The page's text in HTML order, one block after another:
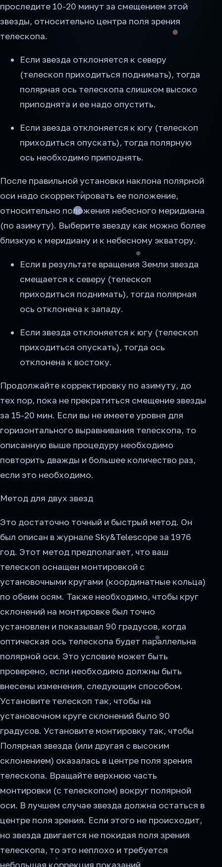
проследите 10-20 минут за смещением этой
звезды, относительно центра поля зрения
телескопа.
Если звезда отклоняется к северу
(телескоп приходиться поднимать), тогда
полярная ось телескопа слишком высоко
приподнята и ее надо опустить.
Если звезда отклоняется к югу (телескоп
приходиться опускать), тогда полярную
ось необходимо приподнять.
После правильной установки наклона полярной
оси надо скорректировать ее положение,
относительно положения небесного меридиана
(по азимуту). Выберите звезду как можно более
близкую к меридиану и к небесному экватору.
Если в результате вращения Земли звезда
смещается к северу (телескоп
приходиться поднимать), тогда полярная
ось отклонена к западу.
Если звезда отклоняется к югу (телескоп
приходиться опускать), тогда ось
отклонена к востоку.
Продолжайте корректировку по азимуту, до
тех пор, пока не прекратиться смещение звезды
за 15-20 мин. Если вы не имеете уровня для
горизонтального выравнивания телескопа, то
описанную выше процедуру необходимо
повторить дважды и большее количество раз,
если это необходимо.
Метод для двух звезд
Это достаточно точный и быстрый метод. Он
был описан в журнале Sky&Telescope за 1976
год. Этот метод предполагает, что ваш
телескоп оснащен монтировкой с
установочными кругами (координатные кольца)
по обеим осям. Также необходимо, чтобы круг
склонений на монтировке был точно
установлен и показывал 90 градусов, когда
оптическая ось телескопа будет параллельна
полярной оси. Это условие может быть
проверено, если необходимо должны быть
внесены изменения, следующим способом.
Установите телескоп так, чтобы на
установочном круге склонений было 90
градусов. Установите монтировку так, чтобы
Полярная звезда (или другая с высоким
склонением) оказалась в центре поля зрения
телескопа. Вращайте верхнюю часть
монтировки (с телескопом) вокруг полярной
оси. В лучшем случае звезда должна остаться в
центре поля зрения. Если этого не происходит,
но звезда двигается не покидая поля зрения
телескопа, то это неплохо и требуется
небольшая коррекция показаний